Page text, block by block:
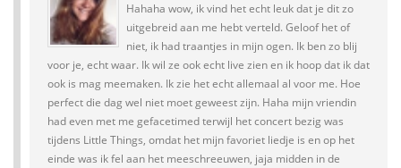
Hahaha wow, ik vind het echt leuk dat je dit zo
uitgebreid aan me hebt verteld. Geloof het of
niet, ik had traantjes in mijn ogen. Ik ben zo blij
voor je, echt waar. Ik wil ze ook echt live zien en ik hoop dat ik dat
ook is mag meemaken. Ik zie het echt allemaal al voor me. Hoe
perfect die dag wel niet moet geweest zijn. Haha mijn vriendin
had even met me gefacetimed terwijl het concert bezig was
tijdens Little Things, omdat het mijn favoriet liedje is en op het
einde was ik fel aan het meeschreeuwen, jaja midden in de